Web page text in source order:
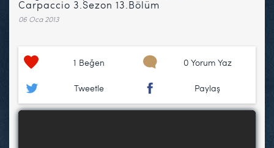
Carpaccio 3.Sezon 13.Bölüm
06 Oca 2013
1 Beğen 0 Yorum Yaz
Tweetle Paylaş